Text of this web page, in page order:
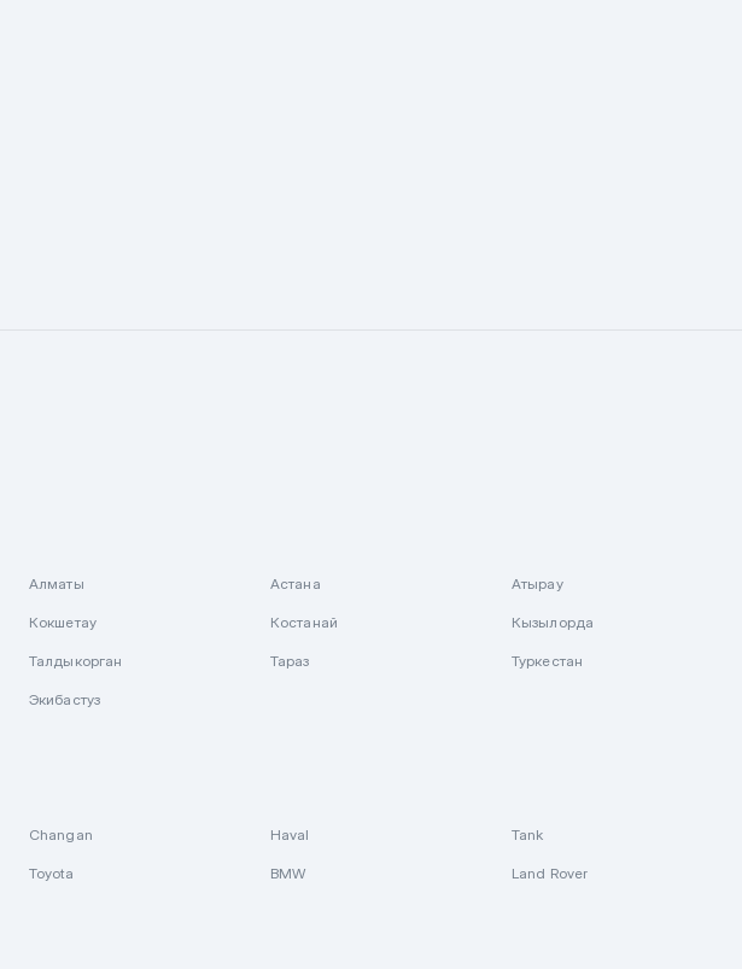
Алматы Астана Атырау
Кокшетау Костанай Кызылорда
Талдыкорган Тараз Туркестан
Экибастуз
Changan Haval Tank
Toyota BMW Land Rover